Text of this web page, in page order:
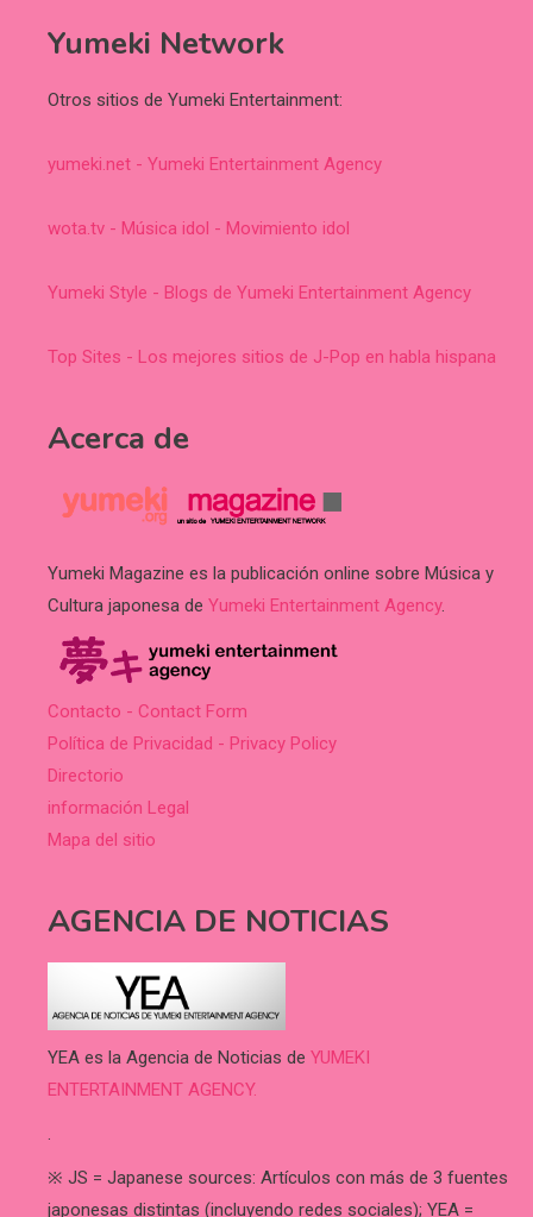
Yumeki Network
Otros sitios de Yumeki Entertainment:
yumeki.net - Yumeki Entertainment Agency
wota.tv - Música idol - Movimiento idol
Yumeki Style - Blogs de Yumeki Entertainment Agency
Top Sites - Los mejores sitios de J-Pop en habla hispana
Acerca de
Yumeki Magazine es la publicación online sobre Música y
Cultura japonesa de Yumeki Entertainment Agency.
Contacto - Contact Form
Política de Privacidad - Privacy Policy
Directorio
información Legal
Mapa del sitio
AGENCIA DE NOTICIAS
YEA es la Agencia de Noticias de YUMEKI
ENTERTAINMENT AGENCY.
.
※ JS = Japanese sources: Artículos con más de 3 fuentes
japonesas distintas (incluyendo redes sociales); YEA =